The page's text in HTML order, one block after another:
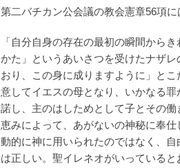
第二バチカン公会議の教会憲章56項に
「自分自身の存在の最初の瞬間から
かた」というあいさつを受けたナザ
おり、この身に成りますように」と
意してイエスの母となり、いかなる
諾し、主のはしためとして子とその
恵みによって、あがないの神秘に奉
動的に神に用いられたのではなく、
は正しい。聖イレネオがいっている